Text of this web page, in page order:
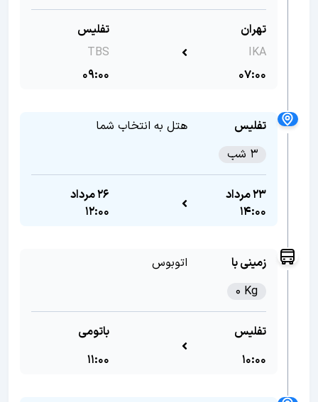
تهران
IKA
07:00
تفلیس
TBS
09:00
تفلیس
هتل به انتخاب شما
3 شب
23 مرداد
14:00
26 مرداد
12:00
زمینی با
اتوبوس
0 Kg
تفلیس
10:00
باتومی
11:00